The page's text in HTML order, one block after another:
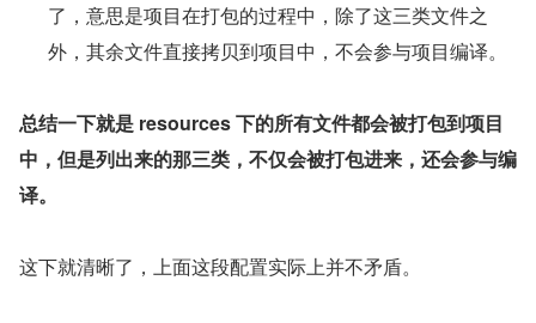
了，意思是项目在打包的过程中，除了这三类文件之
外，其余文件直接拷贝到项目中，不会参与项目编译。
总结一下就是 resources 下的所有文件都会被打包到项目
中，但是列出来的那三类，不仅会被打包进来，还会参与编
译。
这下就清晰了，上面这段配置实际上并不矛盾。